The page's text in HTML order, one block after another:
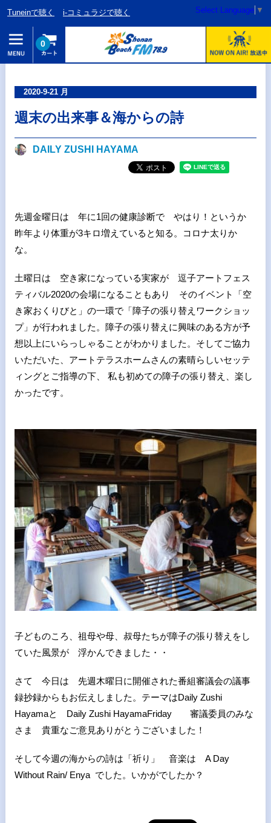
Tuneinで聴く i-コミュラジで聴く Select Language ▼
0
2020-9-21 月
週末の出来事＆海からの詩
DAILY ZUSHI HAYAMA
先週金曜日は 年に1回の健康診断で やはり！というか
昨年より体重が3キロ増えていると知る。コロナ太りか
な。
土曜日は 空き家になっている実家が 逗子アートフェス
ティバル2020の会場になることもあり そのイベント「空
き家おくりびと」の一環で「障子の張り替えワークショッ
プ」が行われました。障子の張り替えに興味のある方が予
想以上にいらっしゃることがわかりました。そしてご協力
いただいた、アートテラスホームさんの素晴らしいセッテ
ィングとご指導の下、 私も初めての障子の張り替え、楽し
かったです。
子どものころ、祖母や母、叔母たちが障子の張り替えをし
ていた風景が 浮かんできました・・
さて 今日は 先週木曜日に開催された番組審議会の議事
録抄録からもお伝えしました。テーマはDaily Zushi
Hayamaと Daily Zushi HayamaFriday 審議委員のみな
さま 貴重なご意見ありがとうございました！
そして今週の海からの詩は「祈り」 音楽は A Day
Without Rain/ Enya でした。いかがでしたか？